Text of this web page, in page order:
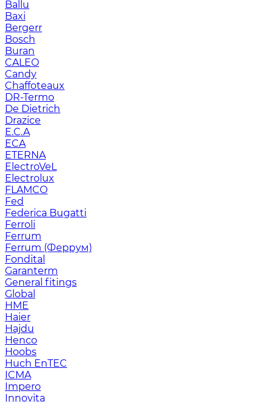
Ballu
Baxi
Bergerr
Bosch
Buran
CALEO
Candy
Chaffoteaux
DR-Termo
De Dietrich
Drazice
E.C.A
ECA
ETERNA
ElectroVeL
Electrolux
FLAMCO
Fed
Federica Bugatti
Ferroli
Ferrum
Ferrum (Феррум)
Fondital
Garanterm
General fitings
Global
HME
Haier
Hajdu
Henco
Hoobs
Huch EnTEC
ICMA
Impero
Innovita